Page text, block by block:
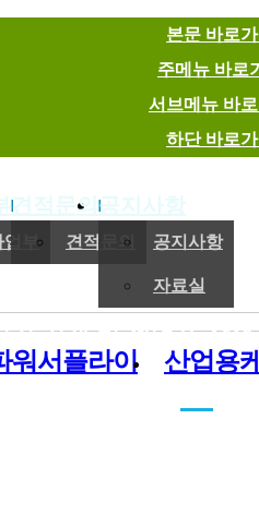
본문 바로가
주메뉴 바로
서브메뉴 바로
하단 바로가
업부
견적문의
견적문의
공지사항
공지사항
자료실
(주)이엠
기,기계 및 제어용 자
워서플라이 산업용